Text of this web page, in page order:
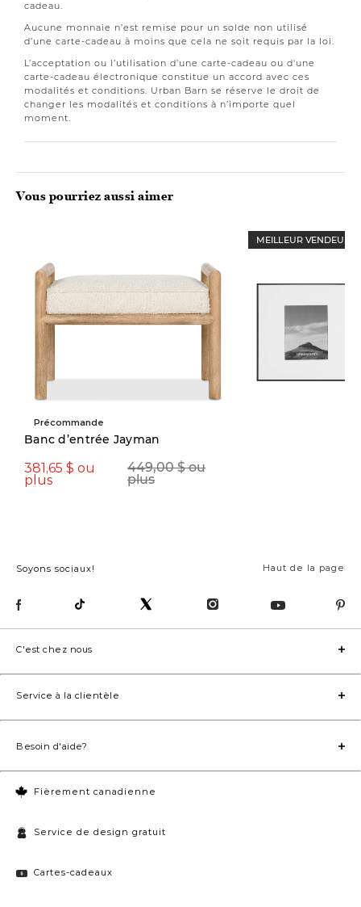
cadeau.
Aucune monnaie n’est remise pour un solde non utilisé
d’une carte-cadeau à moins que cela ne soit requis par la loi.
L’acceptation ou l’utilisation d’une carte-cadeau ou d'une
carte-cadeau électronique constitue un accord avec ces
modalités et conditions. Urban Barn se réserve le droit de
changer les modalités et conditions à n’importe quel
moment.
Vous pourriez aussi aimer
Précommande
Banc d’entrée Jayman
449,00 $ ou
plus
381,65 $ ou
plus
MEILLEUR VENDEUR
Haut de la page
Soyons sociaux!
Fièrement canadienne
Service de design gratuit
Cartes-cadeaux
C'est chez nous
Service à la clientèle
Besoin d'aide?